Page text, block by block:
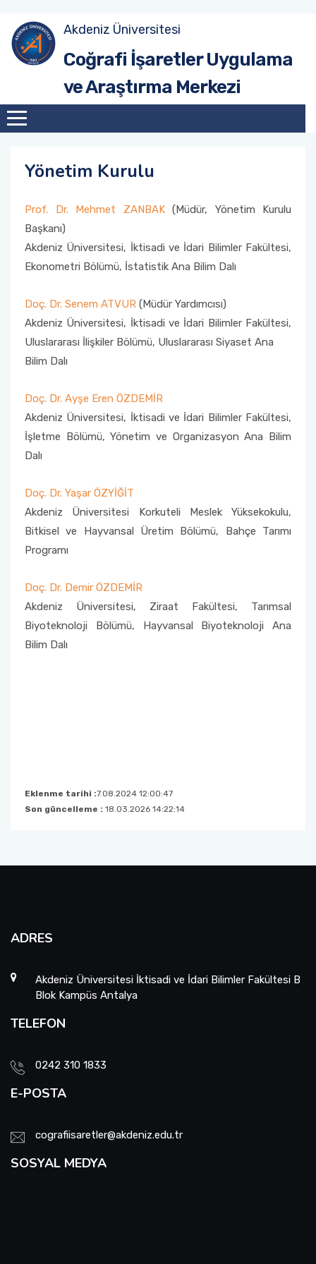
Akdeniz Üniversitesi
Coğrafi İşaretler Uygulama
ve Araştırma Merkezi
Yönetim Kurulu
Prof. Dr. Mehmet ZANBAK(Müdür, Yönetim Kurulu
Başkanı)
Akdeniz Üniversitesi, İktisadi ve İdari Bilimler Fakültesi,
Ekonometri Bölümü, İstatistik Ana Bilim Dalı
Doç. Dr. Senem ATVUR (Müdür Yardımcısı)
Akdeniz Üniversitesi, İktisadi ve İdari Bilimler Fakültesi,
Uluslararası İlişkiler Bölümü, Uluslararası Siyaset Ana
Bilim Dalı
Doç. Dr. Ayşe Eren ÖZDEMİR
Akdeniz Üniversitesi, İktisadi ve İdari Bilimler Fakültesi,
İşletme Bölümü, Yönetim ve Organizasyon Ana Bilim
Dalı
Doç. Dr. Yaşar ÖZYİĞİT
Akdeniz Üniversitesi Korkuteli Meslek Yüksekokulu,
Bitkisel ve Hayvansal Üretim Bölümü, Bahçe Tarımı
Programı
Doç. Dr. Demir ÖZDEMİR
Akdeniz Üniversitesi, Ziraat Fakültesi, Tarımsal
Biyoteknoloji Bölümü, Hayvansal Biyoteknoloji Ana
Bilim Dalı
Eklenme tarihi :7.08.2024 12:00:47
Son güncelleme : 18.03.2026 14:22:14
ADRES
Akdeniz Üniversitesi İktisadi ve İdari Bilimler Fakültesi B
Blok Kampüs Antalya
TELEFON
0242 310 1833
E-POSTA
cografiisaretler@akdeniz.edu.tr
SOSYAL MEDYA
Antalya 1. Coğrafi İşaretler Zirvesi (2025)